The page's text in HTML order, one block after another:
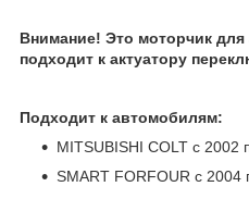
Внимание! Это моторчик
подходит к актуатору
Подходит к автомобилям:
МIТSUBISHI СOLT с 2002
SMART FORFOUR с 2004